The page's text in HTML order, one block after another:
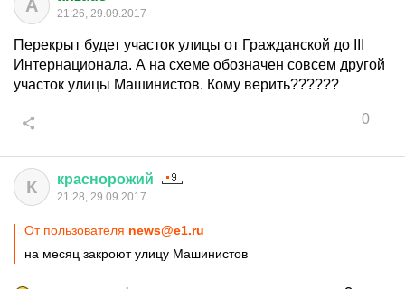
A 21:26, 29.09.2017
Перекрыт будет участок улицы от Гражданской до III
Интернационала. А на схеме обозначен совсем другой
участок улицы Машинистов. Кому верить??????
0
К краснорожий
21:28, 29.09.2017
От пользователя news@e1.ru
на месяц закроют улицу Машинистов